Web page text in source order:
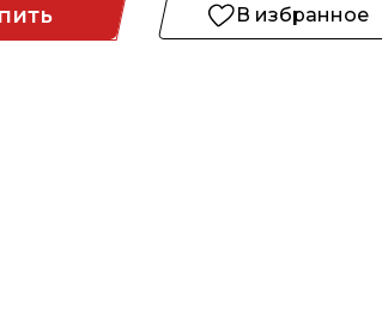
В избранное